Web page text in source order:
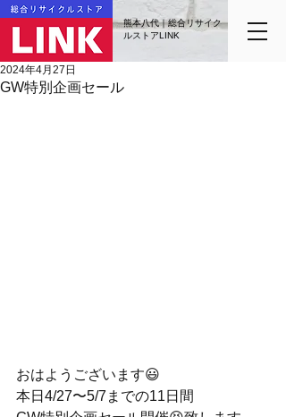
熊本八代｜総合リサイク
ルストアLINK
GW特別企画セール
2024年4月27日
おはようございます😃
本日4/27〜5/7までの11日間